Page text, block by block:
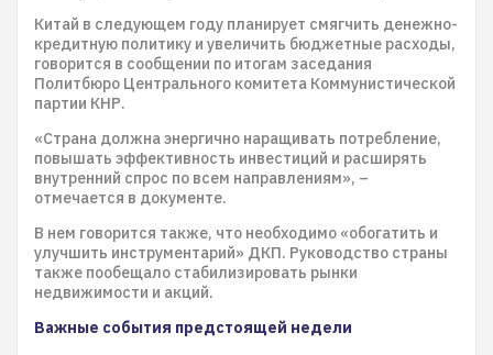
Китай в следующем году планирует смягчить денежно-
кредитную политику и увеличить бюджетные расходы,
говорится в сообщении по итогам заседания
Политбюро Центрального комитета Коммунистической
партии КНР.
«Страна должна энергично наращивать потребление,
повышать эффективность инвестиций и расширять
внутренний спрос по всем направлениям», –
отмечается в документе.
В нем говорится также, что необходимо «обогатить и
улучшить инструментарий» ДКП. Руководство страны
также пообещало стабилизировать рынки
недвижимости и акций.
Важные события предстоящей недели